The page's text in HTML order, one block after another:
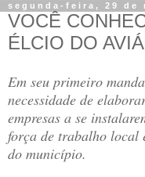
segunda-feira, 29 de
VOCÊ
ÉLCIO DO
Em seu primeiro
necessidade de
empresas a se
força de trabalho local
do município.